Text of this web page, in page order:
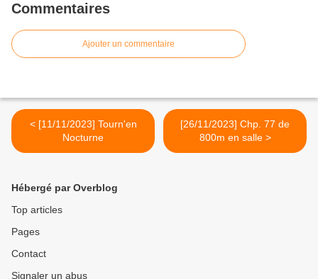
Commentaires
Ajouter un commentaire
< [11/11/2023] Tourn'en
Nocturne
[26/11/2023] Chp. 77 de
800m en salle >
Hébergé par Overblog
Top articles
Pages
Contact
Signaler un abus